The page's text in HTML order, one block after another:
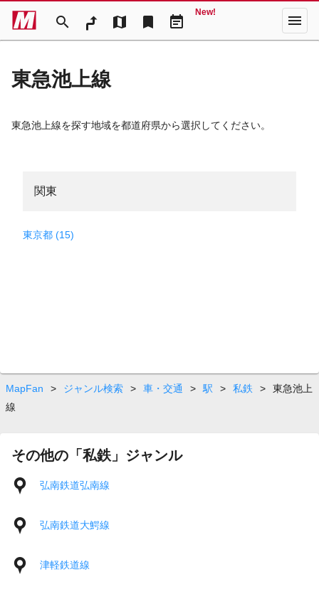
search map bookmark event_note
New! menu
東急池上線
東急池上線を探す地域を都道府県から選択してください。
関東
東京都 (15)
MapFan > ジャンル検索 > 車・交通 > 駅 > 私鉄 >
東急池上
線
その他の「私鉄」ジャンル
弘南鉄道弘南線
弘南鉄道大鰐線
津軽鉄道線